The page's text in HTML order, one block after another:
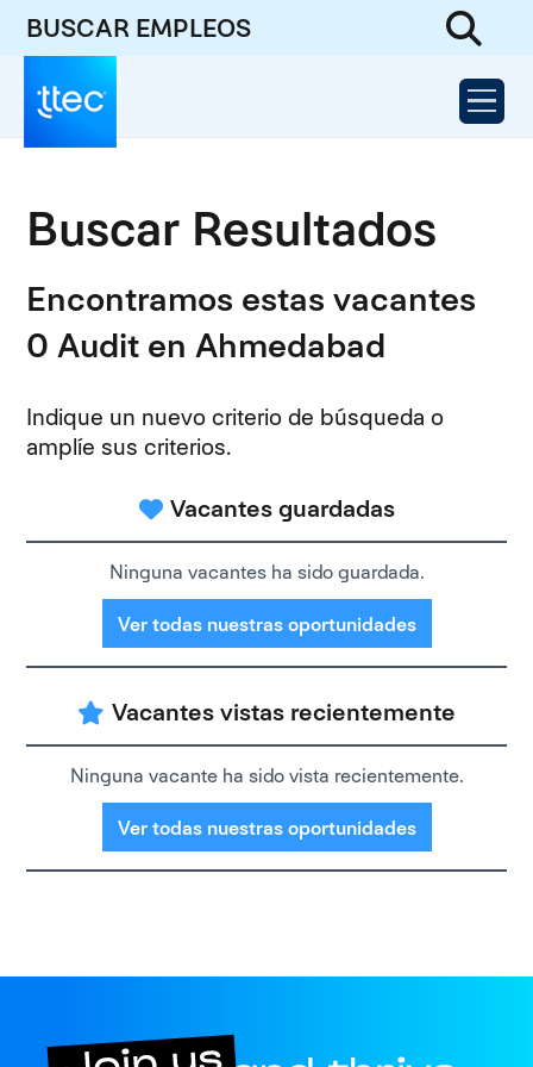
BUSCAR EMPLEOS
Buscar Resultados
Encontramos estas vacantes
0 Audit en Ahmedabad
Indique un nuevo criterio de búsqueda o
amplíe sus criterios.
Vacantes guardadas
Ninguna vacantes ha sido guardada.
Ver todas nuestras oportunidades
Vacantes vistas recientemente
Ninguna vacante ha sido vista recientemente.
Ver todas nuestras oportunidades